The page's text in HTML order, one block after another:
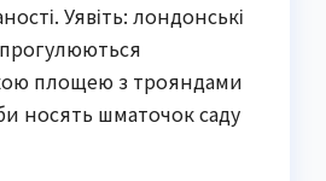
Уявіть: лондонські
площею з трояндами
носять шматочок саду